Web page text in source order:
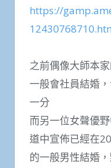
https://
之前偶像大師本
一般會社員結婚
一分
而另一位女聲優
道中宣佈已經在
的一般男性結婚